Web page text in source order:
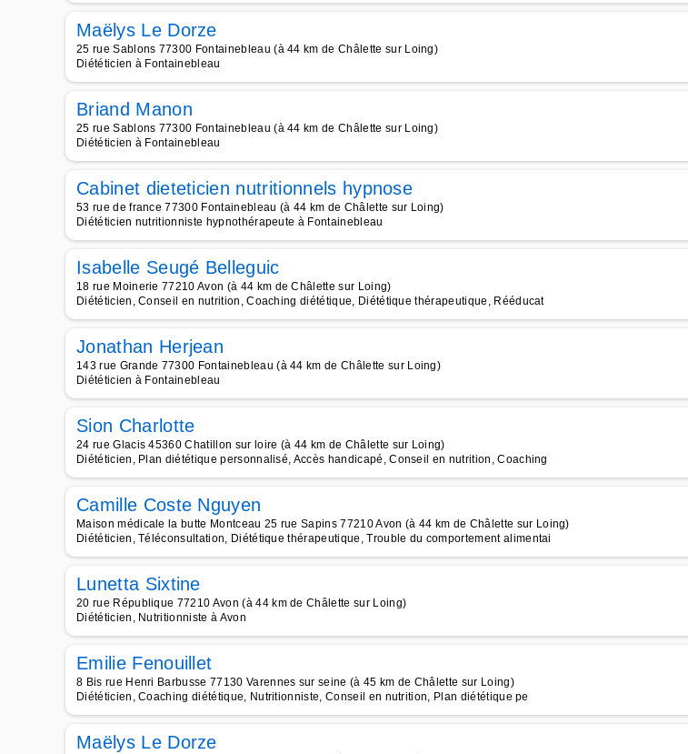
Maëlys Le Dorze
25 rue Sablons 77300 Fontainebleau (à 44 km de Châlette sur Loing)
Diététicien à Fontainebleau
Briand Manon
25 rue Sablons 77300 Fontainebleau (à 44 km de Châlette sur Loing)
Diététicien à Fontainebleau
Cabinet dieteticien nutritionnels hypnose
53 rue de france 77300 Fontainebleau (à 44 km de Châlette sur Loing)
Diététicien nutritionniste hypnothérapeute à Fontainebleau
Isabelle Seugé Belleguic
18 rue Moinerie 77210 Avon (à 44 km de Châlette sur Loing)
Diététicien, Conseil en nutrition, Coaching diététique, Diététique thérapeutique, Rééducat
Jonathan Herjean
143 rue Grande 77300 Fontainebleau (à 44 km de Châlette sur Loing)
Diététicien à Fontainebleau
Sion Charlotte
24 rue Glacis 45360 Chatillon sur loire (à 44 km de Châlette sur Loing)
Diététicien, Plan diététique personnalisé, Accès handicapé, Conseil en nutrition, Coaching
Camille Coste Nguyen
Maison médicale la butte Montceau 25 rue Sapins 77210 Avon (à 44 km de Châlette sur Loing)
Diététicien, Téléconsultation, Diététique thérapeutique, Trouble du comportement alimentai
Lunetta Sixtine
20 rue République 77210 Avon (à 44 km de Châlette sur Loing)
Diététicien, Nutritionniste à Avon
Emilie Fenouillet
8 Bis rue Henri Barbusse 77130 Varennes sur seine (à 45 km de Châlette sur Loing)
Diététicien, Coaching diététique, Nutritionniste, Conseil en nutrition, Plan diététique pe
Maëlys Le Dorze